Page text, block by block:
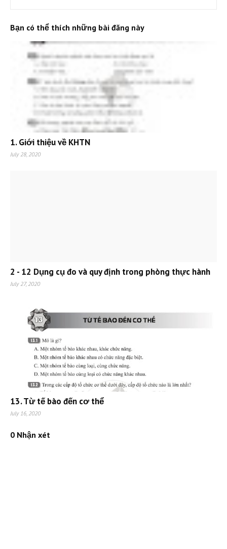
Bạn có thể thích những bài đăng này
1. Giới thiệu về KHTN
July 28, 2020
2 - 12 Dụng cụ đo và quy định trong phòng thực hành
July 27, 2020
13. Từ tế bào đến cơ thể
July 16, 2020
0 Nhận xét